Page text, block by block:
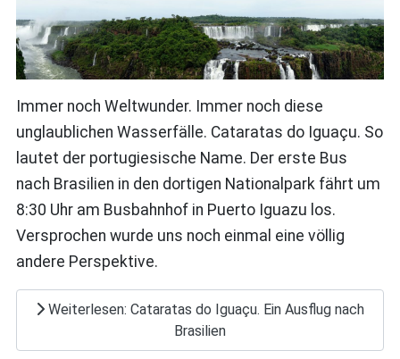
Immer noch Weltwunder. Immer noch diese
unglaublichen Wasserfälle. Cataratas do Iguaçu. So
lautet der portugiesische Name. Der erste Bus
nach Brasilien in den dortigen Nationalpark fährt um
8:30 Uhr am Busbahnhof in Puerto Iguazu los.
Versprochen wurde uns noch einmal eine völlig
andere Perspektive.
Weiterlesen: Cataratas do Iguaçu. Ein Ausflug nach
Brasilien